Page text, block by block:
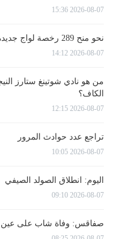
2026-08-07 15:36
نحو منح 289 رخصة لواج جديدة بولاية صفاقس
2026-08-07 14:12
من هو نادي شوتينغ ستارز
الكاف؟
2026-08-07 12:15
تراجع عدد حوادث المرور
2026-08-07 10:05
اليوم: انطلاق الصولد الصيفي
2026-08-07 09:10
صفاقس: وفاة شاب على عين